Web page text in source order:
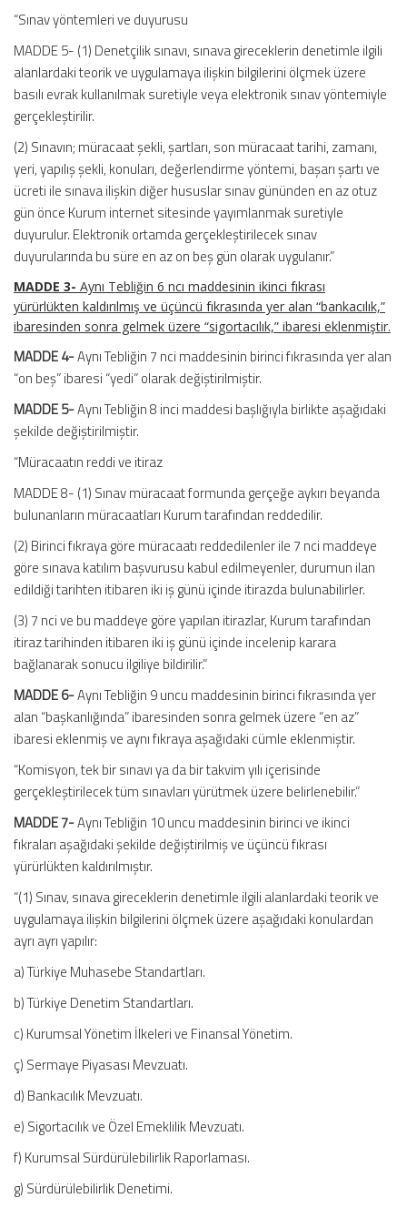
“Sınav yöntemleri ve duyurusu
MADDE 5- (1) Denetçilik sınavı, sınava gireceklerin denetimle ilgili
alanlardaki teorik ve uygulamaya ilişkin bilgilerini ölçmek üzere
basılı evrak kullanılmak suretiyle veya elektronik sınav yöntemiyle
gerçekleştirilir.
(2) Sınavın; müracaat şekli, şartları, son müracaat tarihi, zamanı,
yeri, yapılış şekli, konuları, değerlendirme yöntemi, başarı şartı ve
ücreti ile sınava ilişkin diğer hususlar sınav gününden en az otuz
gün önce Kurum internet sitesinde yayımlanmak suretiyle
duyurulur. Elektronik ortamda gerçekleştirilecek sınav
duyurularında bu süre en az on beş gün olarak uygulanır.”
MADDE 3- Aynı Tebliğin 6 ncı maddesinin ikinci fıkrası
yürürlükten kaldırılmış ve üçüncü fıkrasında yer alan “bankacılık,”
ibaresinden sonra gelmek üzere “sigortacılık,” ibaresi eklenmiştir.
MADDE 4-Aynı Tebliğin 7 nci maddesinin birinci fıkrasında yer alan
“on beş” ibaresi “yedi” olarak değiştirilmiştir.
MADDE 5-Aynı Tebliğin 8 inci maddesi başlığıyla birlikte aşağıdaki
şekilde değiştirilmiştir.
“Müracaatın reddi ve itiraz
MADDE 8- (1) Sınav müracaat formunda gerçeğe aykırı beyanda
bulunanların müracaatları Kurum tarafından reddedilir.
(2) Birinci fıkraya göre müracaatı reddedilenler ile 7 nci maddeye
göre sınava katılım başvurusu kabul edilmeyenler, durumun ilan
edildiği tarihten itibaren iki iş günü içinde itirazda bulunabilirler.
(3) 7 nci ve bu maddeye göre yapılan itirazlar, Kurum tarafından
itiraz tarihinden itibaren iki iş günü içinde incelenip karara
bağlanarak sonucu ilgiliye bildirilir.”
MADDE 6-Aynı Tebliğin 9 uncu maddesinin birinci fıkrasında yer
alan “başkanlığında” ibaresinden sonra gelmek üzere “en az”
ibaresi eklenmiş ve aynı fıkraya aşağıdaki cümle eklenmiştir.
“Komisyon, tek bir sınavı ya da bir takvim yılı içerisinde
gerçekleştirilecek tüm sınavları yürütmek üzere belirlenebilir.”
MADDE 7-Aynı Tebliğin 10 uncu maddesinin birinci ve ikinci
fıkraları aşağıdaki şekilde değiştirilmiş ve üçüncü fıkrası
yürürlükten kaldırılmıştır.
“(1) Sınav, sınava gireceklerin denetimle ilgili alanlardaki teorik ve
uygulamaya ilişkin bilgilerini ölçmek üzere aşağıdaki konulardan
ayrı ayrı yapılır:
a) Türkiye Muhasebe Standartları.
b) Türkiye Denetim Standartları.
c) Kurumsal Yönetim İlkeleri ve Finansal Yönetim.
ç) Sermaye Piyasası Mevzuatı.
d) Bankacılık Mevzuatı.
e) Sigortacılık ve Özel Emeklilik Mevzuatı.
f) Kurumsal Sürdürülebilirlik Raporlaması.
g) Sürdürülebilirlik Denetimi.